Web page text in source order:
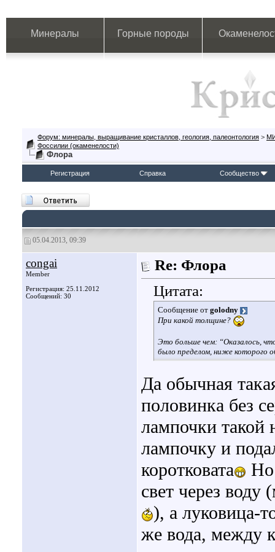
Минералы Горные породы
Форум: минералы, выращивание кристаллов, геология, палеонтология >
Фоссилии (окаменелости)
Флора
Регистрация Справка Сообщество
05.04.2013, 09:39
congai
Member
Регистрация: 25.11.2012
Сообщений: 30
Re: Флора
Цитата:
Сообщение от golodny
При какой толщине?
Это больше чем: “Оказалось,
было пределом, ниже которого
Да обычная
половинка без
лампочки
лампочку и
коротковата
Но
свет через
), а луковица-
же вода, между